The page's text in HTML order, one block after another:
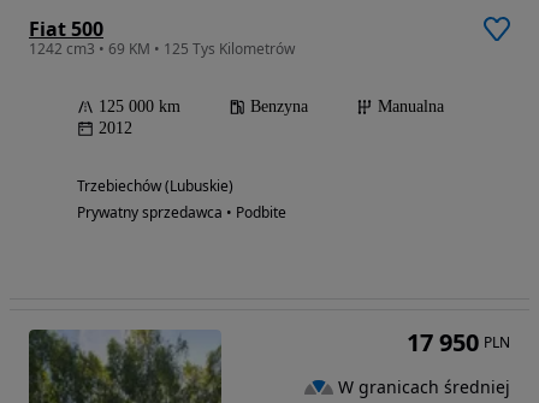
Fiat 500
1242 cm3 • 69 KM • 125 Tys Kilometrów
125 000 km Benzyna
Manualna
2012
Trzebiechów (Lubuskie)
Prywatny sprzedawca • Podbite
17 950 PLN
W granicach średniej